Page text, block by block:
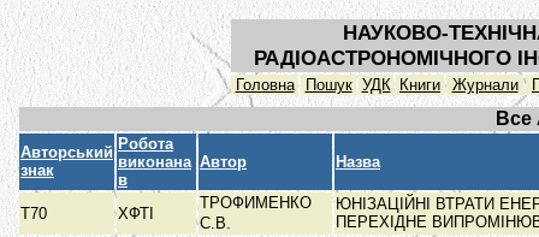
НАУКОВО-
РАДІОАСТРОНОМІЧНОГО
Головна Пошук УДК Книги Журнали
Все
Авторський
знак
Робота
виконана
в
Автор Назва
Т70 ХФТІ
ТРОФИМЕНКО
С.В.
ЮНІЗАЦІЙНІ ВТРАТИ
ПЕРЕХІДНЕ